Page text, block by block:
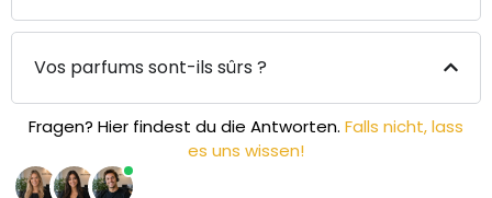
Vos parfums sont-ils sûrs ?
Fragen? Hier findest du die Antworten. Falls nicht, lass
es uns wissen!